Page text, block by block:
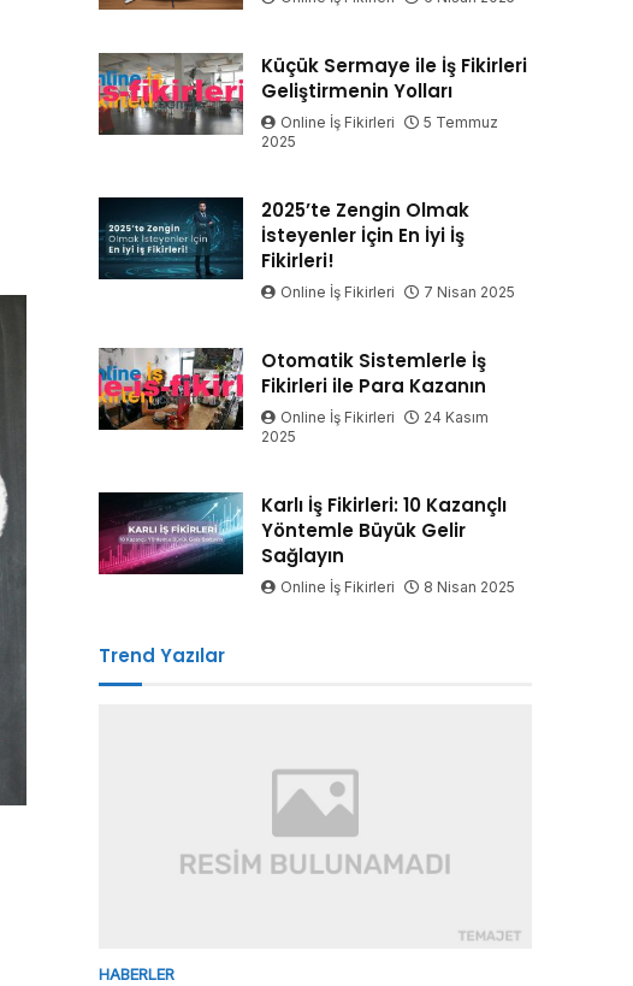
Küçük Sermaye ile İş Fikirleri
Geliştirmenin Yolları
Online İş Fikirleri
5 Temmuz
2025
2025’te Zengin Olmak
İsteyenler İçin En İyi İş
Fikirleri!
Online İş Fikirleri 7 Nisan 2025
Otomatik Sistemlerle İş
Fikirleri ile Para Kazanın
Online İş Fikirleri
24 Kasım
2025
Karlı İş Fikirleri: 10 Kazançlı
Yöntemle Büyük Gelir
Sağlayın
Online İş Fikirleri 8 Nisan 2025
Trend Yazılar
HABERLER